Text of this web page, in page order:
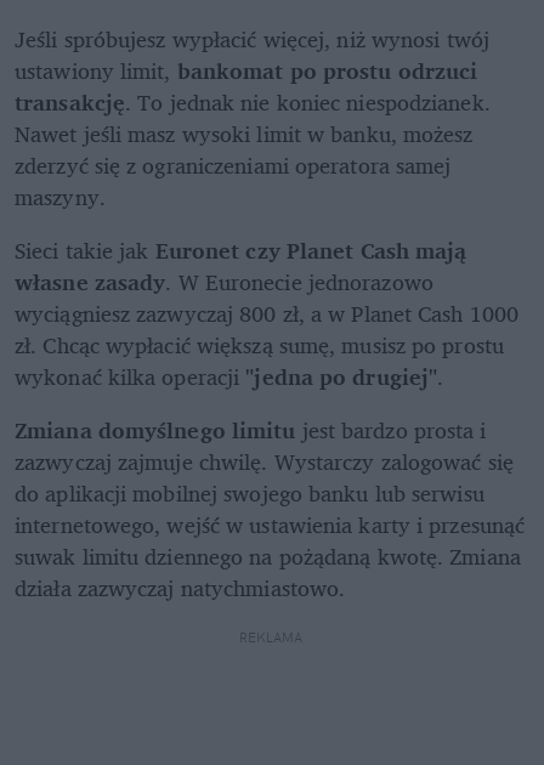
Jeśli spróbujesz wypłacić więcej, niż wynosi twój
ustawiony limit, bankomat po prostu odrzuci
transakcję. To jednak nie koniec niespodzianek.
Nawet jeśli masz wysoki limit w banku, możesz
zderzyć się z ograniczeniami operatora samej
maszyny.
Sieci takie jak Euronet czy Planet Cash mają
własne zasady. W Euronecie jednorazowo
wyciągniesz zazwyczaj 800 zł, a w Planet Cash 1000
zł. Chcąc wypłacić większą sumę, musisz po prostu
wykonać kilka operacji "jedna po drugiej".
Zmiana domyślnego limitu jest bardzo prosta i
zazwyczaj zajmuje chwilę. Wystarczy zalogować się
do aplikacji mobilnej swojego banku lub serwisu
internetowego, wejść w ustawienia karty i przesunąć
suwak limitu dziennego na pożądaną kwotę. Zmiana
działa zazwyczaj natychmiastowo.
REKLAMA